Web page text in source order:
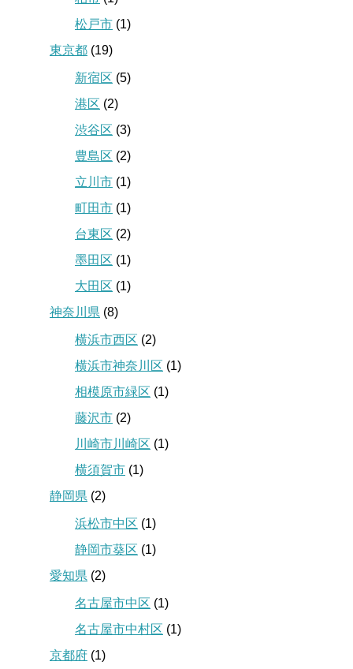
松戸市 (1)
東京都 (19)
新宿区 (5)
港区 (2)
渋谷区 (3)
豊島区 (2)
立川市 (1)
町田市 (1)
台東区 (2)
墨田区 (1)
大田区 (1)
神奈川県 (8)
横浜市西区 (2)
横浜市神奈川区 (1)
相模原市緑区 (1)
藤沢市 (2)
川崎市川崎区 (1)
横須賀市 (1)
静岡県 (2)
浜松市中区 (1)
静岡市葵区 (1)
愛知県 (2)
名古屋市中区 (1)
名古屋市中村区 (1)
京都府 (1)